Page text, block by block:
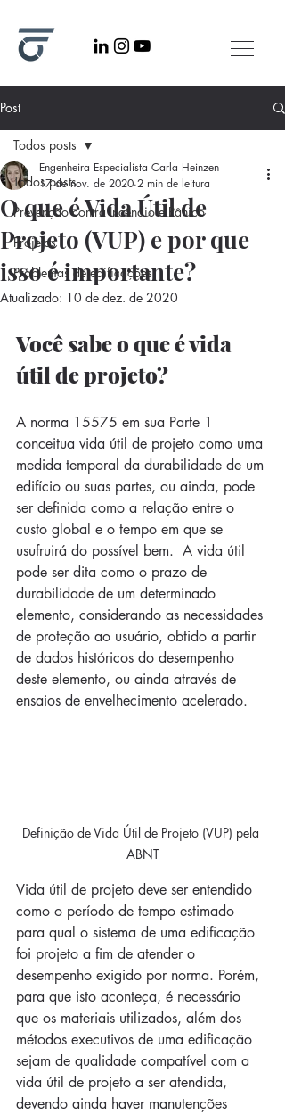
Post
Todos posts
Prevenção contra Incêndio e Pânico
Projetos
Problemas de edificações
Todos posts
O que é Vida Útil de
Projeto (VUP) e por que
isso é importante?
Engenheira Especialista Carla Heinzen
17 de nov. de 2020 2 min de leitura
Atualizado: 10 de dez. de 2020
Você sabe o que é vida
útil de projeto?
A norma 15575 em sua Parte 1
conceitua vida útil de projeto como uma
medida temporal da durabilidade de um
edifício ou suas partes, ou ainda, pode
ser definida como a relação entre o
custo global e o tempo em que se
usufruirá do possível bem.  A vida útil
pode ser dita como o prazo de
durabilidade de um determinado
elemento, considerando as necessidades
de proteção ao usuário, obtido a partir
de dados históricos do desempenho
deste elemento, ou ainda através de
ensaios de envelhecimento acelerado.
Definição de Vida Útil de Projeto (VUP) pela
ABNT
Vida útil de projeto deve ser entendido
como o período de tempo estimado
para qual o sistema de uma edificação
foi projeto a fim de atender o
desempenho exigido por norma. Porém,
para que isto aconteça, é necessário
que os materiais utilizados, além dos
métodos executivos de uma edificação
sejam de qualidade compatível com a
vida útil de projeto a ser atendida,
devendo ainda haver manutenções